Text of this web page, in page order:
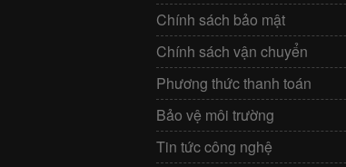
Chính sách bảo mật
Chính sách vận chuyển
Phương thức thanh toán
Bảo vệ môi trường
Tin tức công nghệ